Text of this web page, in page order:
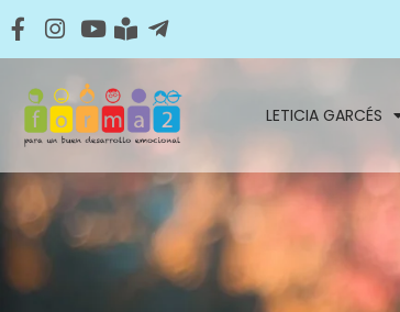
LETICIA GARCÉS